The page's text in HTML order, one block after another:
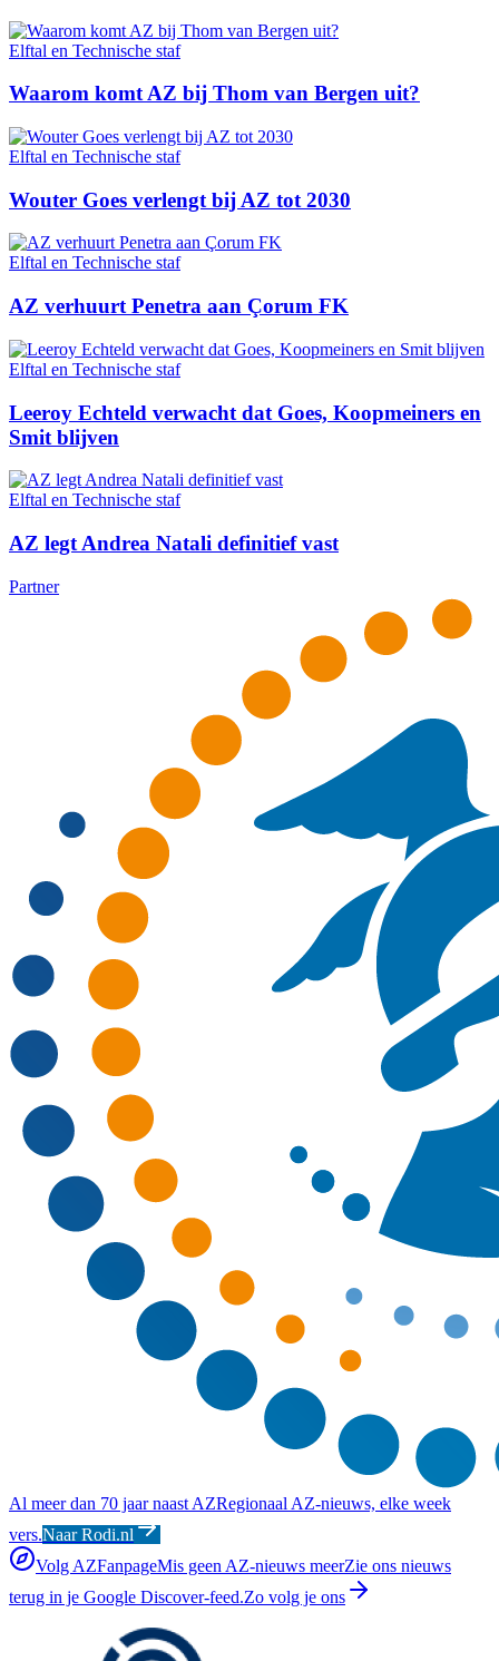
Elftal en Technische staf
Waarom komt AZ bij Thom van Bergen uit?
Elftal en Technische staf
Wouter Goes verlengt bij AZ tot 2030
Elftal en Technische staf
AZ verhuurt Penetra aan Çorum FK
Elftal en Technische staf
Leeroy Echteld verwacht dat Goes, Koopmeiners en
Smit blijven
Elftal en Technische staf
AZ legt Andrea Natali definitief vast
Partner
Al meer dan 70 jaar naast AZRegionaal AZ-nieuws, elke week
vers.Naar Rodi.nl
Volg AZFanpageMis geen AZ-nieuws meerZie ons nieuws
terug in je Google Discover-feed.Zo volg je ons